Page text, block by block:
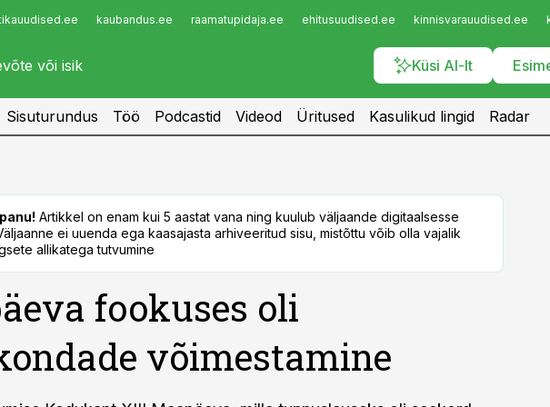
kaubandus.ee raamatupidaja.ee ehitusuudised.ee kinnisvarauudised.ee
Küsi AI-lt
Infopank
Sisuturundus Töö Podcastid Videod Üritused Kasulikud lingid Radar
Artikkel on enam kui 5 aastat vana ning kuulub väljaande digitaalsesse
ei uuenda ega kaasajasta arhiveeritud sisu, mistõttu võib olla vajalik
allikatega tutvumine
fookuses oli
võimestamine